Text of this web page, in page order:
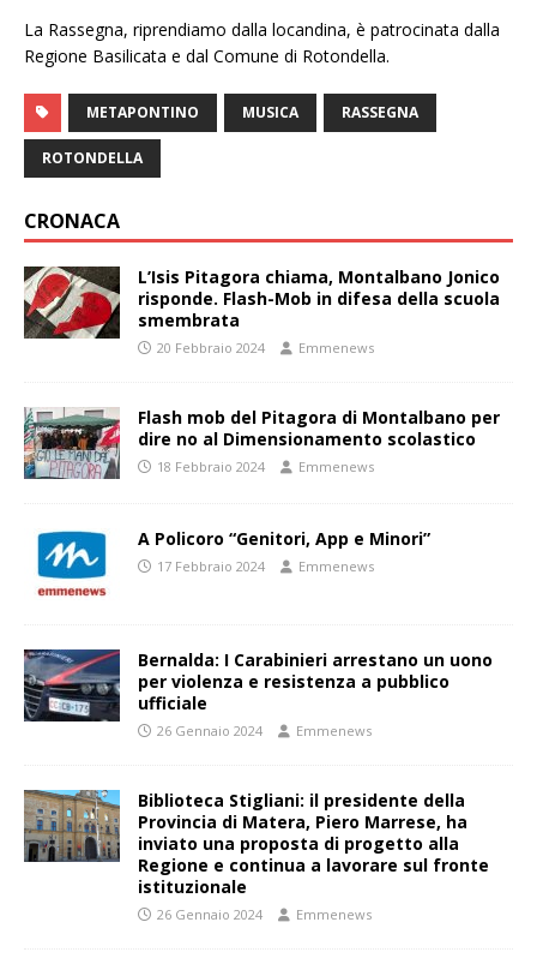
La Rassegna, riprendiamo dalla locandina, è patrocinata dalla
Regione Basilicata e dal Comune di Rotondella.
METAPONTINO MUSICA RASSEGNA
ROTONDELLA
CRONACA
L’Isis Pitagora chiama, Montalbano Jonico
risponde. Flash-Mob in difesa della scuola
smembrata
20 Febbraio 2024 Emmenews
Flash mob del Pitagora di Montalbano per
dire no al Dimensionamento scolastico
18 Febbraio 2024 Emmenews
A Policoro “Genitori, App e Minori”
17 Febbraio 2024 Emmenews
Bernalda: I Carabinieri arrestano un uono
per violenza e resistenza a pubblico
ufficiale
26 Gennaio 2024 Emmenews
Biblioteca Stigliani: il presidente della
Provincia di Matera, Piero Marrese, ha
inviato una proposta di progetto alla
Regione e continua a lavorare sul fronte
istituzionale
26 Gennaio 2024 Emmenews